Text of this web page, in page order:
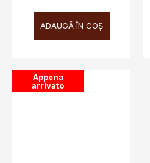
ADAUGĂ ÎN COŞ
Appena
arrivato